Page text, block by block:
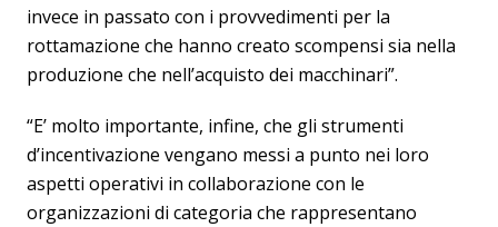
invece in passato con i provvedimenti per la
rottamazione che hanno creato scompensi sia nella
produzione che nell’acquisto dei macchinari”.
“E’ molto importante, infine, che gli strumenti
d’incentivazione vengano messi a punto nei loro
aspetti operativi in collaborazione con le
organizzazioni di categoria che rappresentano